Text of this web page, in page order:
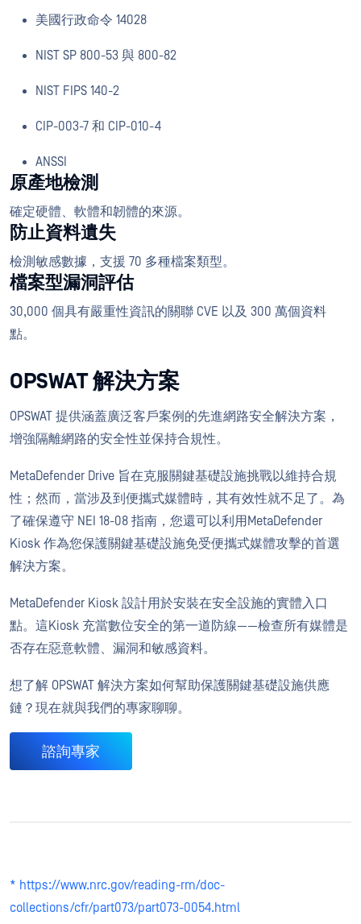
美國行政命令 14028
NIST SP 800-53 與 800-82
NIST FIPS 140-2
CIP-003-7 和 CIP-010-4
ANSSI
原產地檢測
確定硬體、軟體和韌體的來源。
防止資料遺失
檢測敏感數據，支援 70 多種檔案類型。
檔案型漏洞評估
30,000 個具有嚴重性資訊的關聯 CVE 以及 300 萬個資料
點。
OPSWAT 解決方案
OPSWAT 提供涵蓋廣泛客戶案例的先進網路安全解決方案，
增強隔離網路的安全性並保持合規性。
MetaDefender Drive 旨在克服關鍵基礎設施挑戰以維持合規
性；然而，當涉及到便攜式媒體時，其有效性就不足了。為
了確保遵守 NEI 18-08 指南，您還可以利用MetaDefender
Kiosk 作為您保護關鍵基礎設施免受便攜式媒體攻擊的首選
解決方案。
MetaDefender Kiosk 設計用於安裝在安全設施的實體入口
點。這Kiosk 充當數位安全的第一道防線——檢查所有媒體是
否存在惡意軟體、漏洞和敏感資料。
想了解 OPSWAT 解決方案如何幫助保護關鍵基礎設施供應
鏈？現在就與我們的專家聊聊。
諮詢專家
* https://www.nrc.gov/reading-rm/doc-
collections/cfr/part073/part073-0054.html